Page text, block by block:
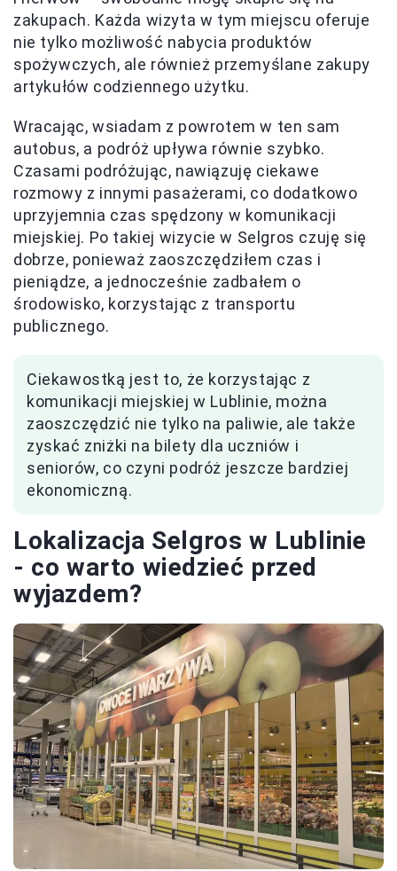
zakupach. Każda wizyta w tym miejscu oferuje
nie tylko możliwość nabycia produktów
spożywczych, ale również przemyślane zakupy
artykułów codziennego użytku.
Wracając, wsiadam z powrotem w ten sam
autobus, a podróż upływa równie szybko.
Czasami podróżując, nawiązuję ciekawe
rozmowy z innymi pasażerami, co dodatkowo
uprzyjemnia czas spędzony w komunikacji
miejskiej. Po takiej wizycie w Selgros czuję się
dobrze, ponieważ zaoszczędziłem czas i
pieniądze, a jednocześnie zadbałem o
środowisko, korzystając z transportu
publicznego.
Ciekawostką jest to, że korzystając z
komunikacji miejskiej w Lublinie, można
zaoszczędzić nie tylko na paliwie, ale także
zyskać zniżki na bilety dla uczniów i
seniorów, co czyni podróż jeszcze bardziej
ekonomiczną.
Lokalizacja Selgros w Lublinie
- co warto wiedzieć przed
wyjazdem?